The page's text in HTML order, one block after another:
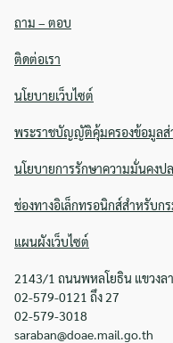
ถาม – ตอบ
ติดต่อเรา
นโยบายเว็บไซต์
พระราชบัญญัติคุ้มครองข้อมูลส่
นโยบายการรักษาความมั่นคงป
ช่องทางอิเล็กทรอนิกส์สำหรับกร
แผนผังเว็บไซต์
2143/1 ถนนพหลโยธิน แขวงล
02-579-0121 ถึง 27
02-579-3018
saraban@doae.mail.go.th